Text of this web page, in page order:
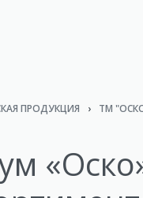
ПРОДУКЦИЯ › ТМ